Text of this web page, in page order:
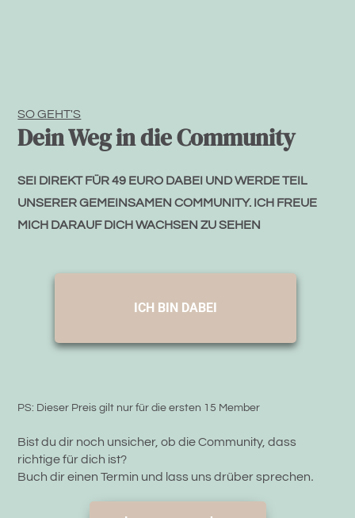
SO GEHT'S
Dein Weg in die Community
SEI DIREKT FÜR 49 EURO DABEI UND WERDE TEIL
UNSERER GEMEINSAMEN COMMUNITY. ICH FREUE
MICH DARAUF DICH WACHSEN ZU SEHEN
ICH BIN DABEI
PS: Dieser Preis gilt nur für die ersten 15 Member
Bist du dir noch unsicher, ob die Community, dass
richtige für dich ist?
Buch dir einen Termin und lass uns drüber sprechen.